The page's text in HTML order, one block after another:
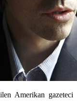
Amerikan gazeteci